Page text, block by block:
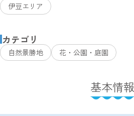
伊豆エリア
カテゴリ
自然景勝地 花・公園・庭園
基本情報